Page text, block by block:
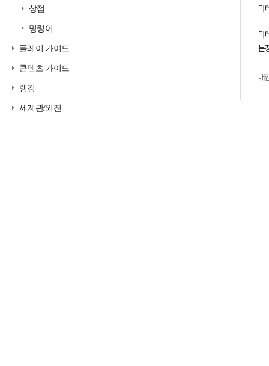
상점
명령어
플레이 가이드
콘텐츠 가이드
랭킹
세계관/외전
마
마
문
매